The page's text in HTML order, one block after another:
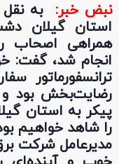
نبض خبر: به
استان گیلان
همراهی اصحاب
انجام شد، گفت:
ترانسفورماتور
رضایت‌بخش بود
پیکر به استان
را شاهد خواهیم
مدیرعامل شرکت